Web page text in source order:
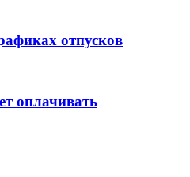
отпусков
оплачивать